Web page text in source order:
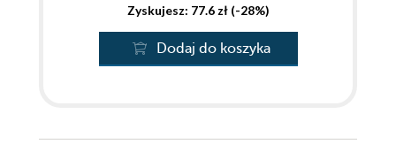
Zyskujesz: 77.6 zł (-28%)
Dodaj do koszyka